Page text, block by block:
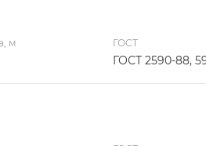
м ГОСТ
ГОСТ 2590-88,